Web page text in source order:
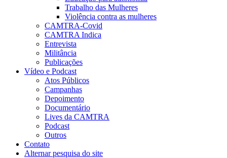
Trabalho das Mulheres
Violência contra as mulheres
CAMTRA-Covid
CAMTRA Indica
Entrevista
Militância
Publicações
Vídeo e Podcast
Atos Públicos
Campanhas
Depoimento
Documentário
Lives da CAMTRA
Podcast
Outros
Contato
Alternar pesquisa do site